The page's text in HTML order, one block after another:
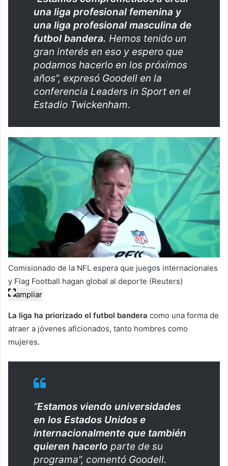
una liga profesional femenina y
una liga profesional masculina de
futbol bandera. Hemos tenido un
gran interés en eso y espero que
podamos hacerlo en los próximos
años”, expresó Goodell en la
conferencia Leaders in Sport en el
Estadio Twickenham.
Comisionado de la NFL espera que juegos internacionales
y Flag Football hagan global al deporte (Reuters)
ampliar
La liga ha priorizado el futbol bandera como una forma de
atraer a jóvenes aficionados, tanto hombres como
mujeres.
“Estamos viendo universidades
en los Estados Unidos e
internacionalmente que también
quieren hacerlo parte de su
programa”, comentó Goodell.